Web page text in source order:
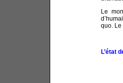
Le
quo. Le
L’état